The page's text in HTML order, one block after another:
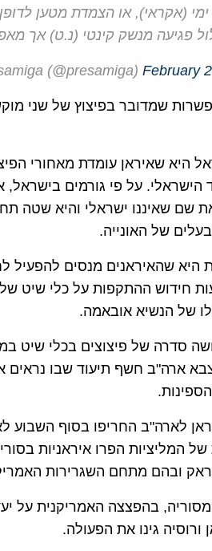
ימי (אקראי), או הצמדת מטען
פגיעה מנשק קינטי (נ.ט) אך
February
שמדובר בפיצוץ של שני
היא שאיראן עומדת מאחורי
הישראלי. על פי גורמים
שם שאיננו ישראלי והיא שטה
של האונייה.
היא שהאיראנים מנסים להפעיל
חידוש ההתקפות על כלי שיט
של הנשיא אובאמה.
התרחשה סדרה של פיצוצים בכלי
ארה"ב חשף תיעוד שבו
לארה"ב החריפו בסוף השבוע
המליציות הפרו איראניות
ובהם מתחם השגרירות
ורוסיה גינו את הפעולה.